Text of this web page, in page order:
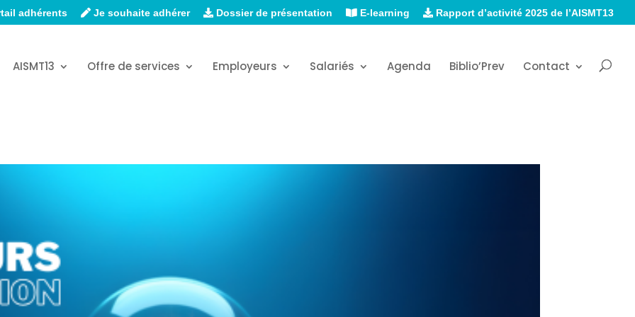
adhérents Je souhaite adhérer Dossier de présentation E-learning Rapport d’activité 2025 de l’AISMT13
AISMT13 Offre de services Employeurs Salariés Agenda Biblio’Prev Contact